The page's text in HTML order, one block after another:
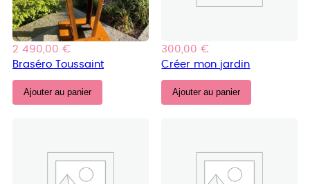
2 490,00 €
Braséro Toussaint
Ajouter au panier
300,00€
Créer mon jardin
Ajouter au panier